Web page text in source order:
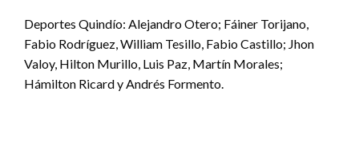
Deportes Quindío: Alejandro Otero; Fáiner Torijano,
Fabio Rodríguez, William Tesillo, Fabio Castillo; Jhon
Valoy, Hilton Murillo, Luis Paz, Martín Morales;
Hámilton Ricard y Andrés Formento.